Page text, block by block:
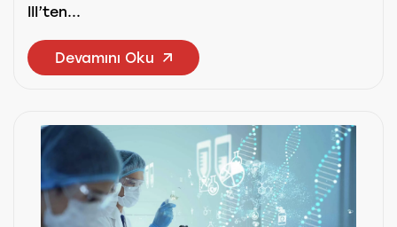
III’ten...
Devamını Oku